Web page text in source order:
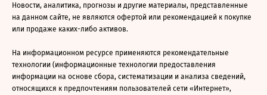
Новости, аналитика, прогнозы и другие материалы, представленные
на данном сайте, не являются офертой или рекомендацией к покупке
или продаже каких-либо активов.
На информационном ресурсе применяются рекомендательные
технологии (информационные технологии предоставления
информации на основе сбора, систематизации и анализа сведений,
относящихся к предпочтениям пользователей сети «Интернет»,